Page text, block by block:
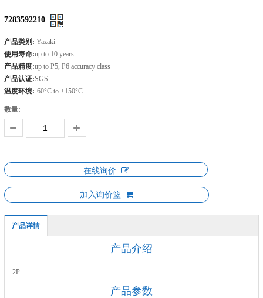
7283592210
产品类别: Yazaki
使用寿命:up to 10 years
产品精度:up to P5, P6 accuracy class
产品认证:SGS
温度环境:-60°C to +150°C
数量:
在线询价
加入询价篮
产品详情
产品介绍
2P
产品参数